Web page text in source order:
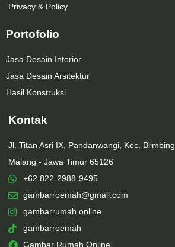
Privacy & Policy
Portofolio
Jasa Desain Interior
Jasa Desain Arsitektur
Hasil Konstruksi
Kontak
Jl. Titan Asri IX, Pandanwangi, Kec. Blimbing
Malang - Jawa Timur 65126
+62 822-2988-9495
gambarroemah@gmail.com
gambarrumah.online
gambarroemah
Gambar Rumah Online